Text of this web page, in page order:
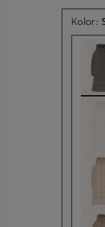
Kolor: